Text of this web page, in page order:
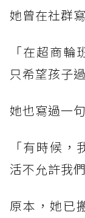
她曾在社群
「在超商
只希望孩子
她也寫過一
「有時候
活不允許我
原本，她已